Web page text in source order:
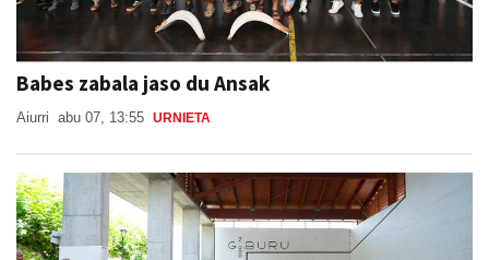
Babes zabala jaso du Ansak
Aiurri abu 07, 13:55 URNIETA